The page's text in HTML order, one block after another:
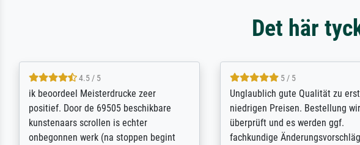
Det här
5 / 5
Die Zufriedenheit ist auch nicht dadurch
getrübt, dass das Bild entgegen einer
angegebenen Lieferanschrift (sollte
eine Überraschung für die normannische
5 / 5
Excellent / Highly
selection, ordering and payment
were easy, shipping was efficient
the item itself exceeds